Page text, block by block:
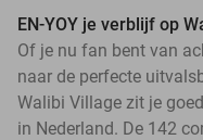
EN-YOY je verblijf op
Of je nu fan bent van
naar de perfecte
Walibi Village zit je
in Nederland. De 142